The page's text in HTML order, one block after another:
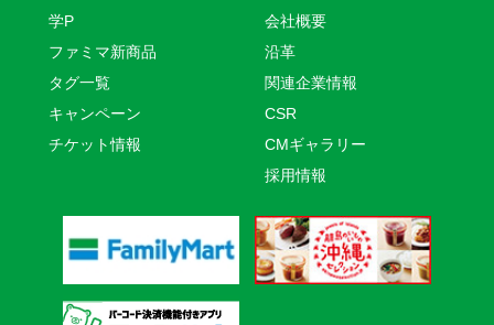
学P
ファミマ新商品
タグ一覧
キャンペーン
チケット情報
会社概要
沿革
関連企業情報
CSR
CMギャラリー
採用情報